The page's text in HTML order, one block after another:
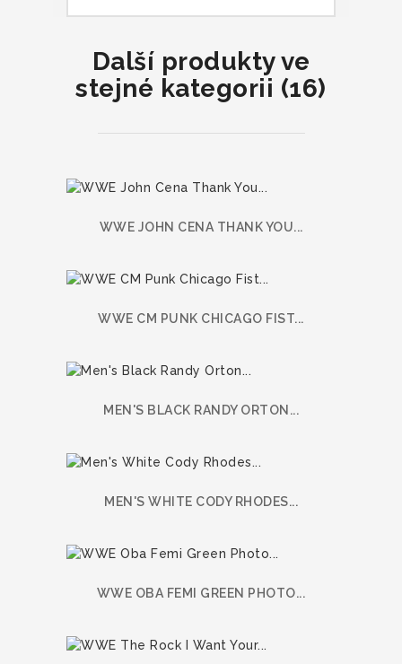
Další produkty ve
stejné kategorii (16)
WWE JOHN CENA THANK YOU...
WWE CM PUNK CHICAGO FIST...
MEN'S BLACK RANDY ORTON...
MEN'S WHITE CODY RHODES...
WWE OBA FEMI GREEN PHOTO...